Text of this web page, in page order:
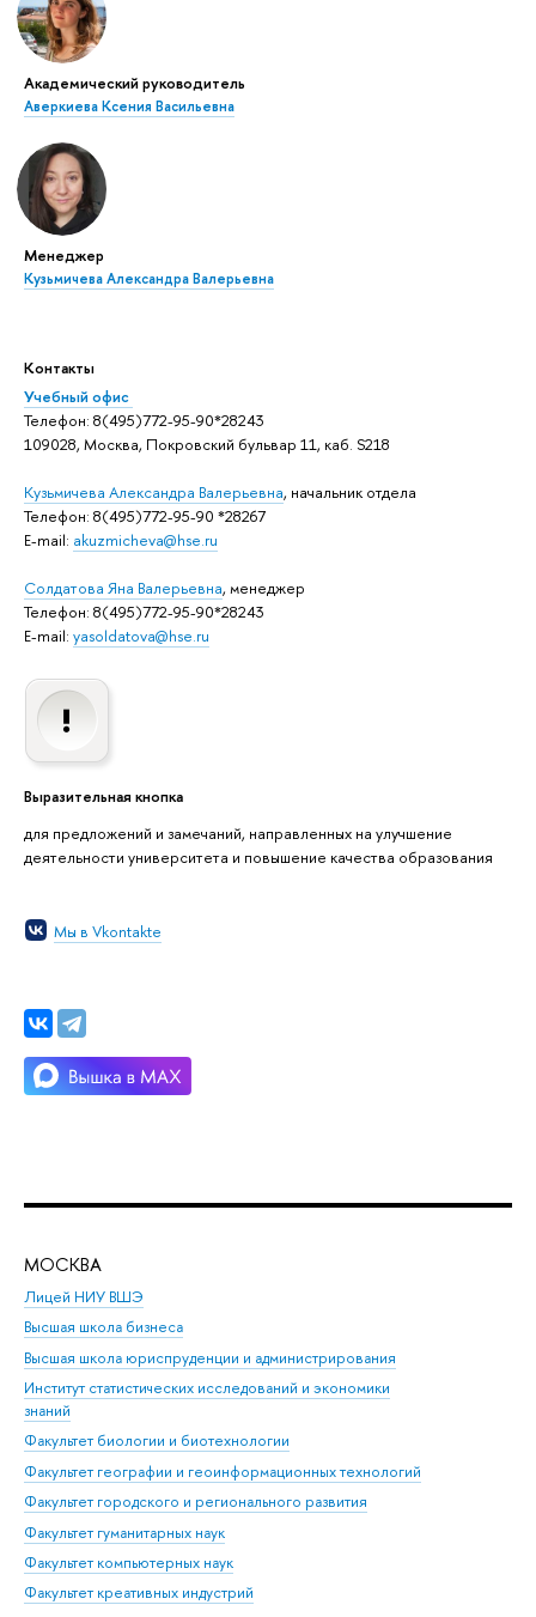
Академический руководитель
Аверкиева Ксения Васильевна
Менеджер
Кузьмичева Александра Валерьевна
Контакты
Учебный офис
Телефон: 8(495)772-95-90*28243
109028, Москва, Покровский бульвар 11, каб. S218
Кузьмичева Александра Валерьевна, начальник отдела
Телефон: 8(495)772-95-90 *28267
E-mail: akuzmicheva@hse.ru
Солдатова Яна Валерьевна, менеджер
Телефон: 8(495)772-95-90*28243
E-mail: yasoldatova@hse.ru
Выразительная кнопка
для предложений и замечаний, направленных на улучшение
деятельности университета и повышение качества образования
Мы в Vkontakte
МОСКВА
Лицей НИУ ВШЭ
Высшая школа бизнеса
Высшая школа юриспруденции и администрирования
Институт статистических исследований и экономики
знаний
Факультет биологии и биотехнологии
Факультет географии и геоинформационных технологий
Факультет городского и регионального развития
Факультет гуманитарных наук
Факультет компьютерных наук
Факультет креативных индустрий